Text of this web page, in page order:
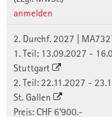
anmelden
2. Durchf. 2027 |
1. Teil: 13.09.2027 -
Stuttgart
2. Teil: 22.11.2027 -
St. Gallen
Preis: CHF 6'900.-